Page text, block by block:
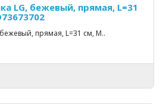
LG, бежевый, прямая, L=31
прямая, L=31 см, М..